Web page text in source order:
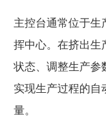
主控台通常位于
挥中心。在挤出生
状态、调整生产参
实现生产过程的
量。